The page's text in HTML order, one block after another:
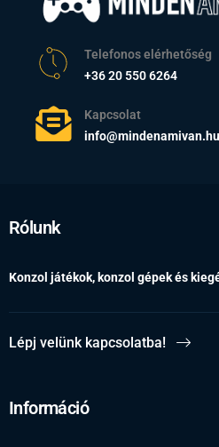
Telefonos elérhetőség
+36 20 550 6264
Kapcsolat
info@mindenamivan.hu
Rólunk
Konzol játékok, konzol gépek és
Lépj velünk kapcsolatba!
Információ